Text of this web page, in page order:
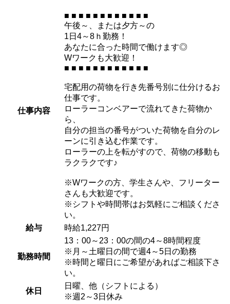
仕事内容
■ ■ ■ ■ ■ ■ ■ ■ ■ ■ ■ ■
午後～、または夕方～の
1日4～8ｈ勤務！
あなたに合った時間で働けます◎
Wワークも大歓迎！
■ ■ ■ ■ ■ ■ ■ ■ ■ ■ ■ ■
宅配用の荷物を行き先番号別に仕分けるお
仕事です。
ローラーコンベアーで流れてきた荷物か
ら、
自分の担当の番号がついた荷物を自分のレ
ーンに引き込む作業です。
ローラーの上を転がすので、荷物の移動も
ラクラクです♪
※Wワークの方、学生さんや、フリーター
さんも大歓迎です。
※シフトや時間帯はお気軽にご相談くださ
い。
給与
時給1,227円
勤務時間
13：00～23：00の間の4～8時間程度
※月～土曜日の間で週4～5日の勤務
※時間と曜日にご希望があればご相談下さ
い。
休日
日曜、他（シフトによる）
※週2～3日休み